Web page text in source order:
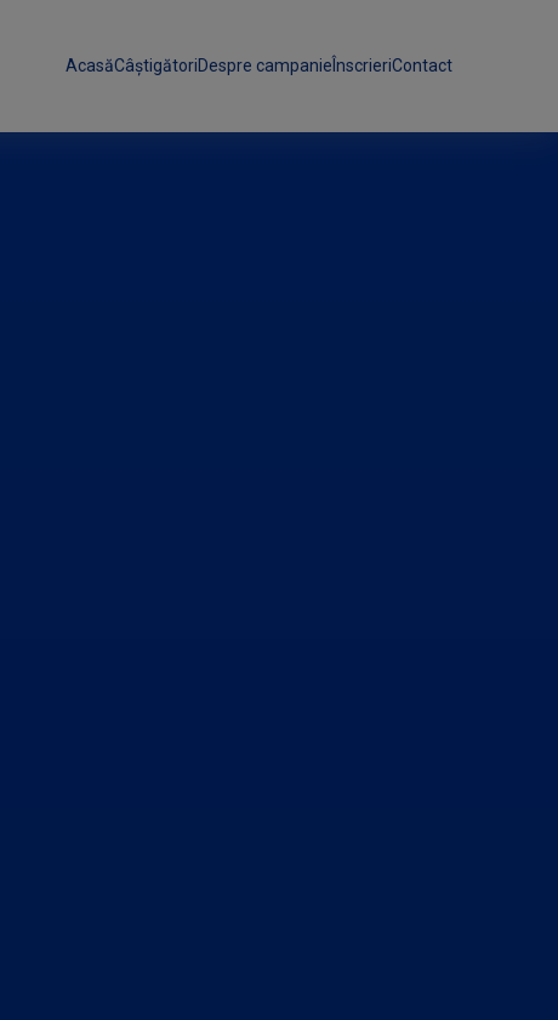
AcasăCâștigătoriDespre campanie ÎnscrieriContact